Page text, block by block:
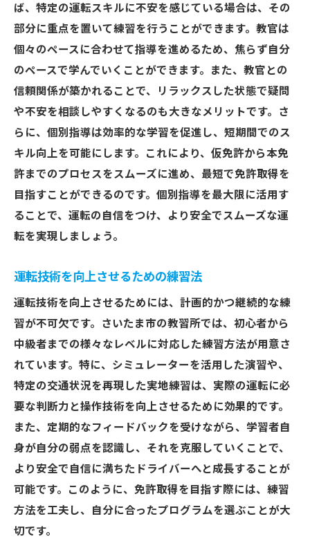
ば、特定の運転スキルに不安を感じている場合は、その
部分に重点を置いて練習を行うことができます。教官は
個々のペースに合わせて指導を進めるため、焦らず自分
のペースで学んでいくことができます。また、教官との
信頼関係が築かれることで、リラックスした状態で疑問
や不安を相談しやすくなるのも大きなメリットです。さ
らに、個別指導は効率的な学習を促進し、短期間でのス
キル向上を可能にします。これにより、仮免許から本免
許までのプロセスをスムーズに進め、最短で免許取得を
目指すことができるのです。個別指導を最大限に活用す
ることで、運転の自信をつけ、より安全でスムーズな運
転を実現しましょう。
運転技術を向上させるための練習法
運転技術を向上させるためには、計画的かつ継続的な練
習が不可欠です。さいたま市の教習所では、初心者から
中級者までの様々なレベルに対応した練習方法が用意さ
れています。特に、シミュレーターを活用した演習や、
特定の交通状況を再現した実地練習は、実際の運転に必
要な判断力と操作技術を向上させるために効果的です。
また、定期的なフィードバックを受けながら、学習者自
身が自分の弱点を認識し、それを克服していくことで、
より安全で自信に満ちたドライバーへと成長することが
可能です。このように、免許取得を目指す際には、練習
方法を工夫し、自分に合ったプログラムを選ぶことが大
切です。